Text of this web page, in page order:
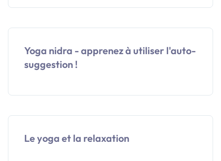
Yoga nidra - apprenez à utiliser l'auto-
suggestion !
Le yoga et la relaxation